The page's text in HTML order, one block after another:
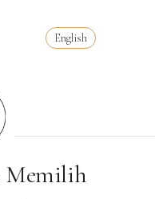
English
Memilih